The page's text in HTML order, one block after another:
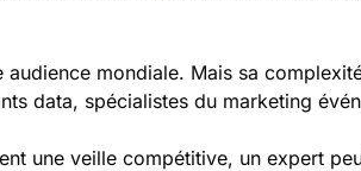
mondiale. Mais sa
data, spécialistes du marketing
une veille compétitive, un expert